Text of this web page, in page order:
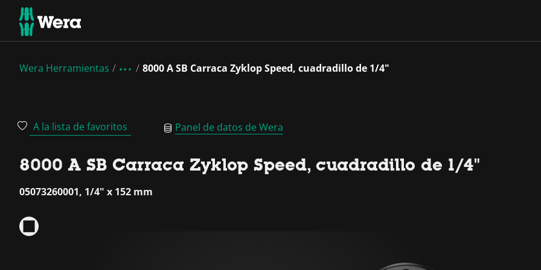
Wera Herramientas 8000 A SB Carraca Zyklop Speed, cuadradillo de 1/4"
A la lista de favoritos Panel de datos de Wera
8000 A SB Carraca Zyklop Speed, cuadradillo de 1/4"
05073260001, 1/4" x 152 mm